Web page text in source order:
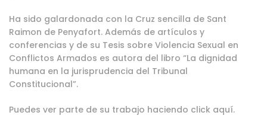
Ha sido galardonada con la Cruz sencilla de Sant
Raimon de Penyafort. Además de artículos y
conferencias y de su Tesis sobre Violencia Sexual en
Conflictos Armados es autora del libro “La dignidad
humana en la jurisprudencia del Tribunal
Constitucional”.
Puedes ver parte de su trabajo haciendo click aquí.